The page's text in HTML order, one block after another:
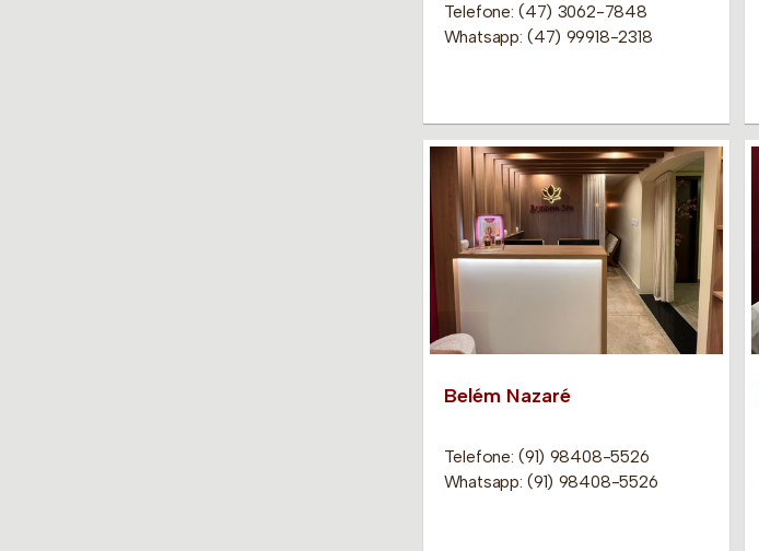
Telefone: (47) 3062-7848
Whatsapp: (47) 99918-2318
Belém Nazaré
Telefone: (91) 98408-5526
Whatsapp: (91) 98408-5526